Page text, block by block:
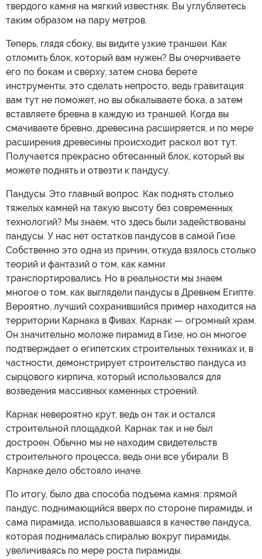
твердого камня на мягкий известняк. Вы углубляетесь
таким образом на пару метров.
Теперь, глядя сбоку, вы видите узкие траншеи. Как
отломить блок, который вам нужен? Вы очерчиваете
его по бокам и сверху, затем снова берете
инструменты, это сделать непросто, ведь гравитация
вам тут не поможет, но вы обкалываете бока, а затем
вставляете бревна в каждую из траншей. Когда вы
смачиваете бревно, древесина расширяется, и по мере
расширения древесины происходит раскол вот тут.
Получается прекрасно обтесанный блок, который вы
можете поднять и отвезти к пандусу.
Пандусы. Это главный вопрос. Как поднять столько
тяжелых камней на такую высоту без современных
технологий? Мы знаем, что здесь были задействованы
пандусы. У нас нет остатков пандусов в самой Гизе.
Собственно это одна из причин, откуда взялось столько
теорий и фантазий о том, как камни
транспортировались. Но в реальности мы знаем
многое о том, как выглядели пандусы в Древнем Египте.
Вероятно, лучший сохранившийся пример находится на
территории Карнака в Фивах. Карнак — огромный храм.
Он значительно моложе пирамид в Гизе, но он многое
подтверждает о египетских строительных техниках и, в
частности, демонстрирует строительство пандуса из
сырцового кирпича, который использовался для
возведения массивных каменных строений.
Карнак невероятно крут, ведь он так и остался
строительной площадкой. Карнак так и не был
достроен. Обычно мы не находим свидетельств
строительного процесса, ведь они все убирали. В
Карнаке дело обстояло иначе.
По итогу, было два способа подъема камня: прямой
пандус, поднимающийся вверх по стороне пирамиды, и
сама пирамида, использовавшаяся в качестве пандуса,
которая поднималась спиралью вокруг пирамиды,
увеличиваясь по мере роста пирамиды.